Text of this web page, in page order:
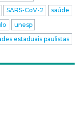
SARS-CoV-2
saúde
unesp
estaduais paulistas